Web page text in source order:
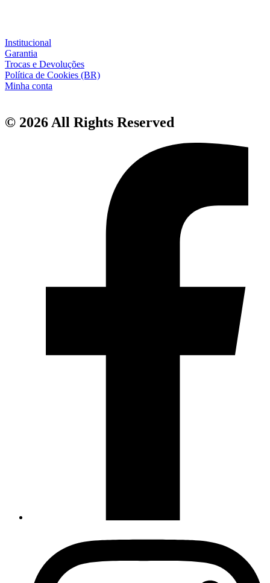
Institucional
Garantia
Trocas e Devoluções
Política de Cookies (BR)
Minha conta
© 2026 All Rights Reserved